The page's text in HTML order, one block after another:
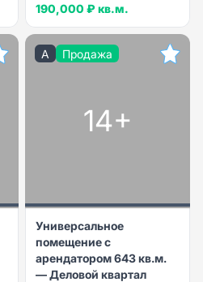
190,000 ₽ кв.м.
A Продажа
14+
Универсальное
помещение с
арендатором 643 кв.м.
— Деловой квартал